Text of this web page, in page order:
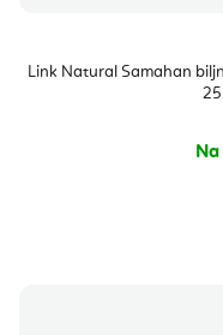
Link Natural Samahan
25